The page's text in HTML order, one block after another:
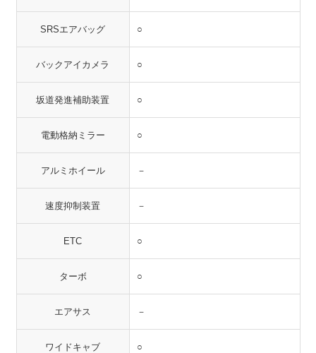
SRSエアバッグ ○
バックアイカメラ ○
坂道発進補助装置 ○
電動格納ミラー ○
アルミホイール －
速度抑制装置 －
ETC ○
ターボ ○
エアサス －
ワイドキャブ ○